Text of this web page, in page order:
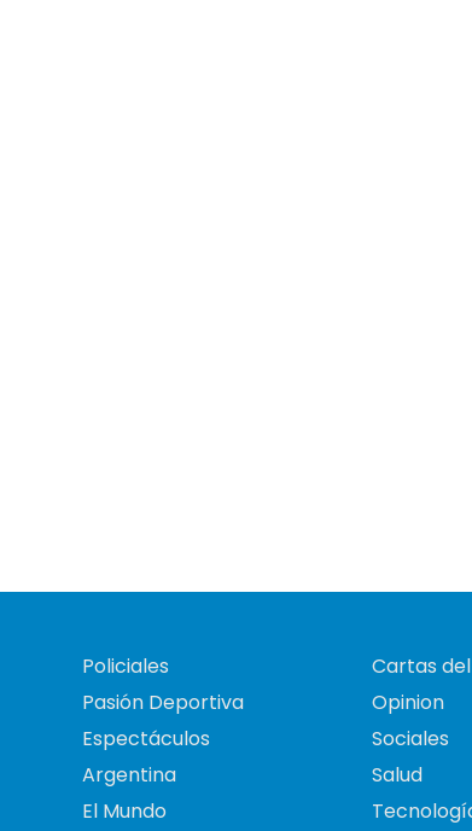
Policiales
Pasión Deportiva
Espectáculos
Argentina
El Mundo
Cartas
Opinion
Sociales
Salud